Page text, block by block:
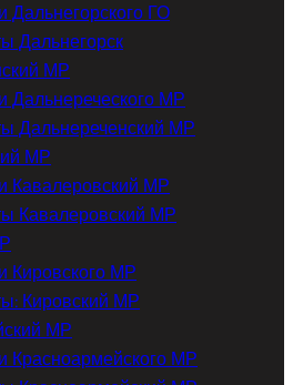
Дальнегорского ГО
Дальнегорск
МР
Дальнереческого МР
Дальнереченский МР
МР
Кавалеровский МР
Кавалеровский МР
Кировского МР
Кировский МР
МР
Красноармейского МР